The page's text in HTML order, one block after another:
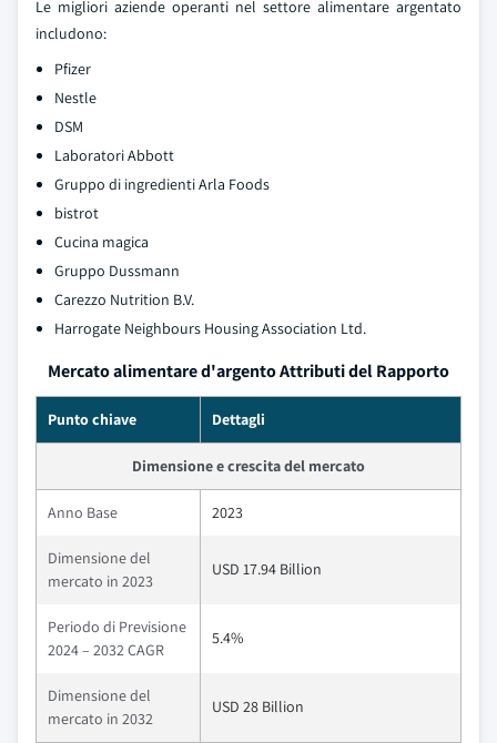
Le migliori aziende operanti nel settore alimentare argentato
includono:
Pfizer
Nestle
DSM
Laboratori Abbott
Gruppo di ingredienti Arla Foods
bistrot
Cucina magica
Gruppo Dussmann
Carezzo Nutrition B.V.
Harrogate Neighbours Housing Association Ltd.
Mercato alimentare d'argento Attributi del Rapporto
Punto chiave Dettagli
Dimensione e crescita del mercato
Anno Base 2023
Dimensione del
mercato in 2023
USD 17.94 Billion
Periodo di Previsione
2024 – 2032 CAGR
5.4%
Dimensione del
mercato in 2032
USD 28 Billion